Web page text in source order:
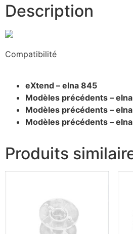
Description
Compatibilité
eXtend – elna 845
Modèles précédents –
Modèles précédents –
Modèles précédents –
Produits